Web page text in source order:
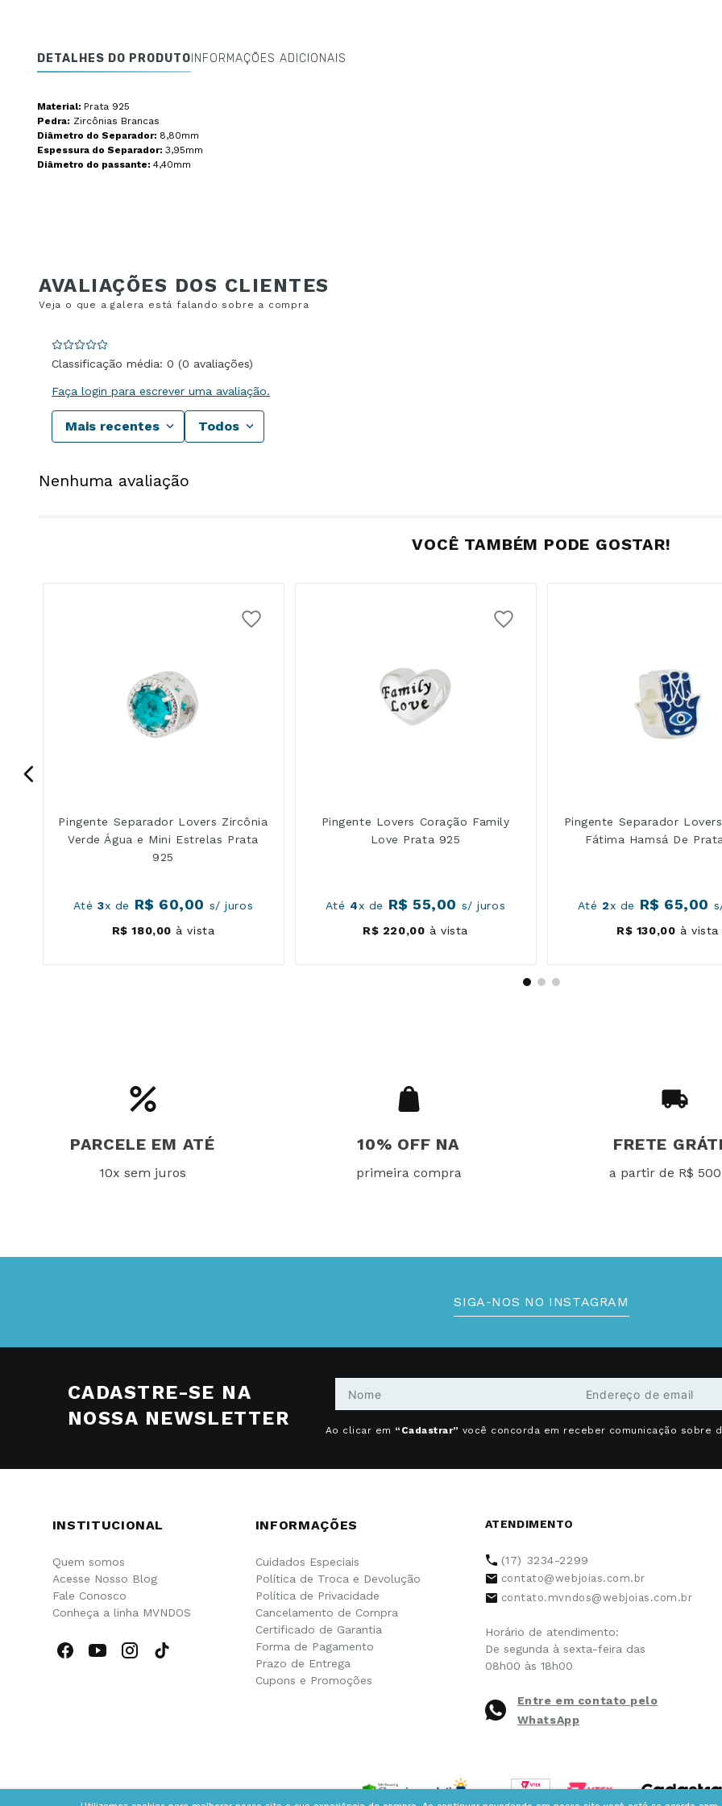
DETALHES DO PRODUTO INFORMAÇÕES ADICIONAIS
Material: Prata 925
Pedra: Zircônias Brancas
Diâmetro do Separador: 8,80mm
Espessura do Separador: 3,95mm
Diâmetro do passante: 4,40mm
Classificação média: 0 (0 avaliações)
Faça login para escrever uma avaliação.
Mais recentes Todos
Nenhuma avaliação
VOCÊ TAMBÉM PODE GOSTAR!
Pingente Separador Lovers Zircônia
Verde Água e Mini Estrelas Prata
925
Até3x de R$ 60,00 s/ juros
R$ 180,00 à vista
Pingente Lovers Coração Family
Love Prata 925
Até 4x de R$ 55,00 s/ juros
R$ 220,00 à vista
Pingente Separador
Fátima Hamsá De
Até 2x de R$ 65,00
R$ 130,00 à vista
PARCELE EM ATÉ
10x sem juros
10% OFF NA
primeira compra
FRETE
a partir de R$
SIGA-NOS NO INSTAGRAM
CADASTRE-SE NA
NOSSA NEWSLETTER
Ao clicar em “Cadastrar” você concorda em receber comunicação sobre
INSTITUCIONAL
Quem somos
Acesse Nosso Blog
Fale Conosco
Conheça a linha MVNDOS
INFORMAÇÕES
Cuidados Especiais
Política de Troca e Devolução
Política de Privacidade
Cancelamento de Compra
Certificado de Garantia
Forma de Pagamento
Prazo de Entrega
Cupons e Promoções
ATENDIMENTO
(17) 3234-2299
contato@webjoias.com.br
contato.mvndos@webjoias.com.br
Horário de atendimento:
De segunda à sexta-feira das
08h00 às 18h00
Entre em contato pelo
WhatsApp